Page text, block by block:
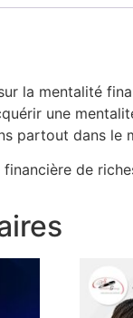
la mentalité
une
partout dans
de